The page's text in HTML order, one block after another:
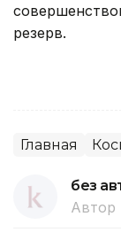
резерв.
Главная
без
Автор